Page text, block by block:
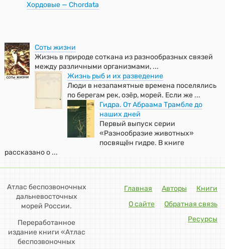
Хордовые — Chordata
Соты жизни
Жизнь в природе соткана из разнообразных связей
между различными организмами, ...
Жизнь рыб и их разведение
Люди в незапамятные времена поселялись
по берегам рек, озёр, морей. Если же ...
Гидра. От Абраама Трамбле до
наших дней
Первый выпуск серии
«Разнообразие животных»
посвящён гидре. В книге
рассказано о ...
Атлас беспозвоночных
дальневосточных
морей России.
Переработанное
издание книги «Атлас
беспозвоночных
Главная Авторы
Книги
О сайте
Обратная связь
Ресурсы